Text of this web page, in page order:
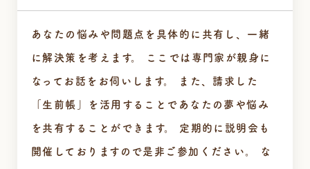
あなたの悩みや問題点を具体的に共有し、一緒
に解決策を考えます。 ここでは専門家が親身に
なってお話をお伺いします。 また、請求した
「生前帳」を活用することであなたの夢や悩み
を共有することができます。 定期的に説明会も
開催しておりますので是非ご参加ください。 な